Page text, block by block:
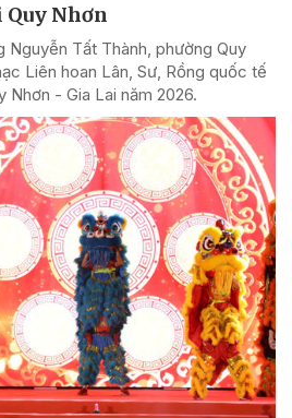
Quy Nhơn
Nguyễn Tất Thành, phường Quy
Liên hoan Lân, Sư, Rồng quốc tế
Nhơn - Gia Lai năm 2026.